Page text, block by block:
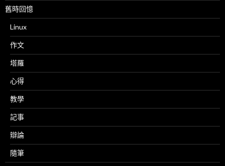
舊時回憶
Linux
作文
塔羅
心得
教學
記事
辯論
隨筆